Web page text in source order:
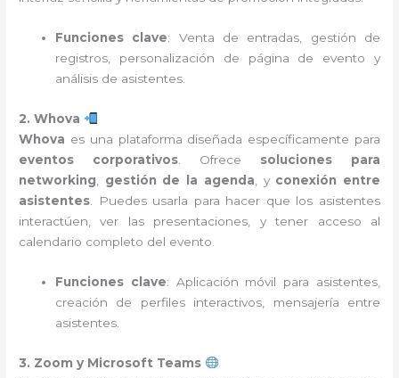
Funciones clave: Venta de entradas, gestión de
registros, personalización de página de evento y
análisis de asistentes.
2. Whova
Whova es una plataforma diseñada específicamente para
eventos corporativos . Ofrece soluciones para
networking
gestión de la agenda , y conexión entre
asistentes . Puedes usarla para hacer que los asistentes
interactúen, ver las presentaciones, y tener acceso al
calendario completo del evento.
Funciones clave: Aplicación móvil para asistentes,
creación de perfiles interactivos, mensajería entre
asistentes.
3. Zoom y Microsoft Teams